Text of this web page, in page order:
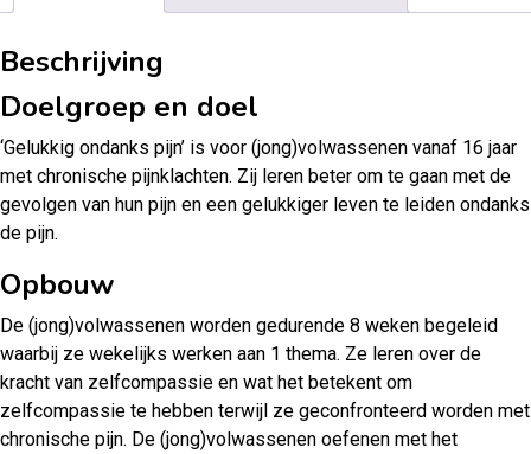
Beschrijving
Doelgroep en doel
‘Gelukkig ondanks pijn’ is voor (jong)volwassenen vanaf 16 jaar
met chronische pijnklachten. Zij leren beter om te gaan met de
gevolgen van hun pijn en een gelukkiger leven te leiden ondanks
de pijn.
Opbouw
De (jong)volwassenen worden gedurende 8 weken begeleid
waarbij ze wekelijks werken aan 1 thema. Ze leren over de
kracht van zelfcompassie en wat het betekent om
zelfcompassie te hebben terwijl ze geconfronteerd worden met
chronische pijn. De (jong)volwassenen oefenen met het